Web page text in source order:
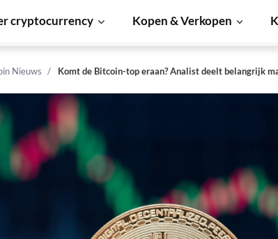
cryptocurrency Kopen & Verkopen
Nieuws Komt de Bitcoin-top eraan? Analist deelt belangrijk